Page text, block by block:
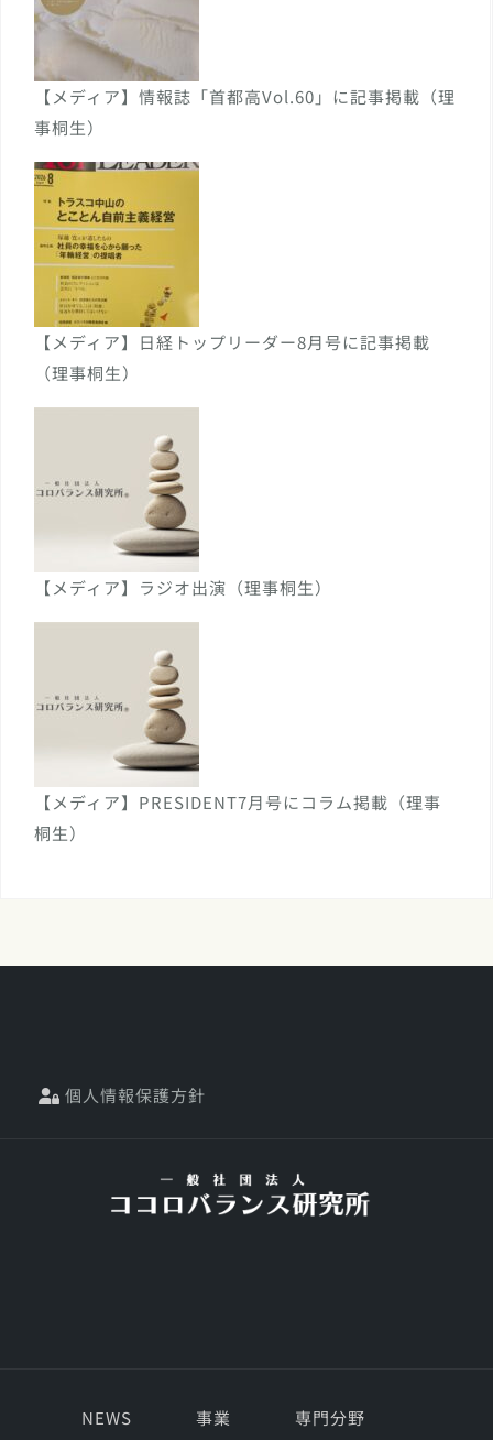
【メディア】情報誌「首都高Vol.60」に記事掲載（理
事桐生）
【メディア】日経トップリーダー8月号に記事掲載
（理事桐生）
【メディア】ラジオ出演（理事桐生）
【メディア】PRESIDENT7月号にコラム掲載（理事
桐生）
個人情報保護方針
NEWS 事業
専門分野